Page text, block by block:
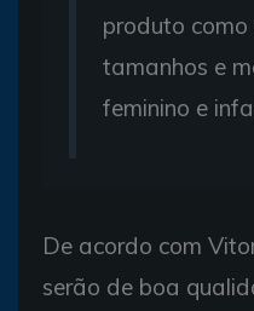
produto
tamanhos e
feminino e
De acordo com
serão de boa